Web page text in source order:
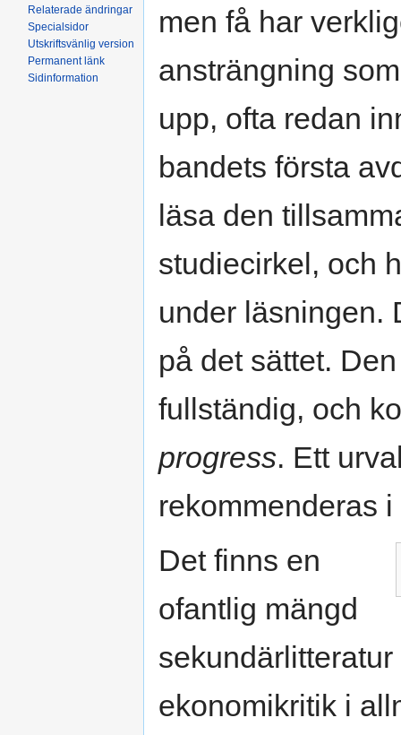
men få har
ansträngning
upp, ofta redan
bandets första
läsa den
studiecirkel, och
under läsningen.
på det sättet.
fullständig, och
progress. Ett
rekommenderas
Det finns en
ofantlig mängd
ekonomikritik i
Relaterade ändringar
Specialsidor
Utskriftsvänlig version
Permanent länk
Sidinformation